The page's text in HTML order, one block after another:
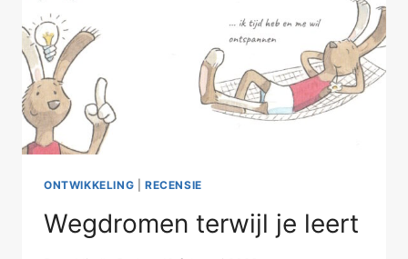
ONTWIKKELING RECENSIE
Wegdromen terwijl je leert